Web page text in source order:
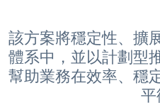
該方案將穩定性、擴
體系中，並以計劃型
幫助業務在效率、穩
平